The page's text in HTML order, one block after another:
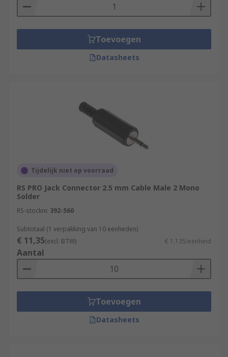
Toevoegen
Datasheets
Tijdelijk niet op voorraad
RS PRO Jack Connector 2.5 mm Cable Male 2 Mono
Solder
RS-stocknr. 392-560
Subtotaal (1 verpakking van 10 eenheden)
€ 11,35(excl. BTW) € 1,135/eenheid
Aantal
Toevoegen
Datasheets